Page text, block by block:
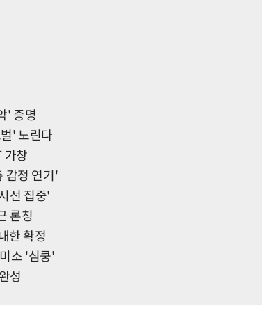
' 증명
' 노린다
가창
감정 연기'
선 집중'
론칭
한 확정
소 '심쿵'
성